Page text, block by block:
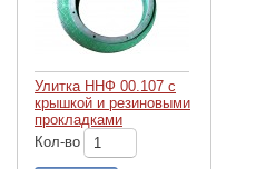
Улитка ННФ 00.107 с
крышкой и резиновыми
прокладками
Кол-во